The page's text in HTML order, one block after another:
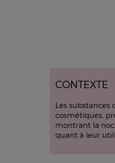
CONTEXTE
Les
cosmétiques,
montrant la
quant à leur